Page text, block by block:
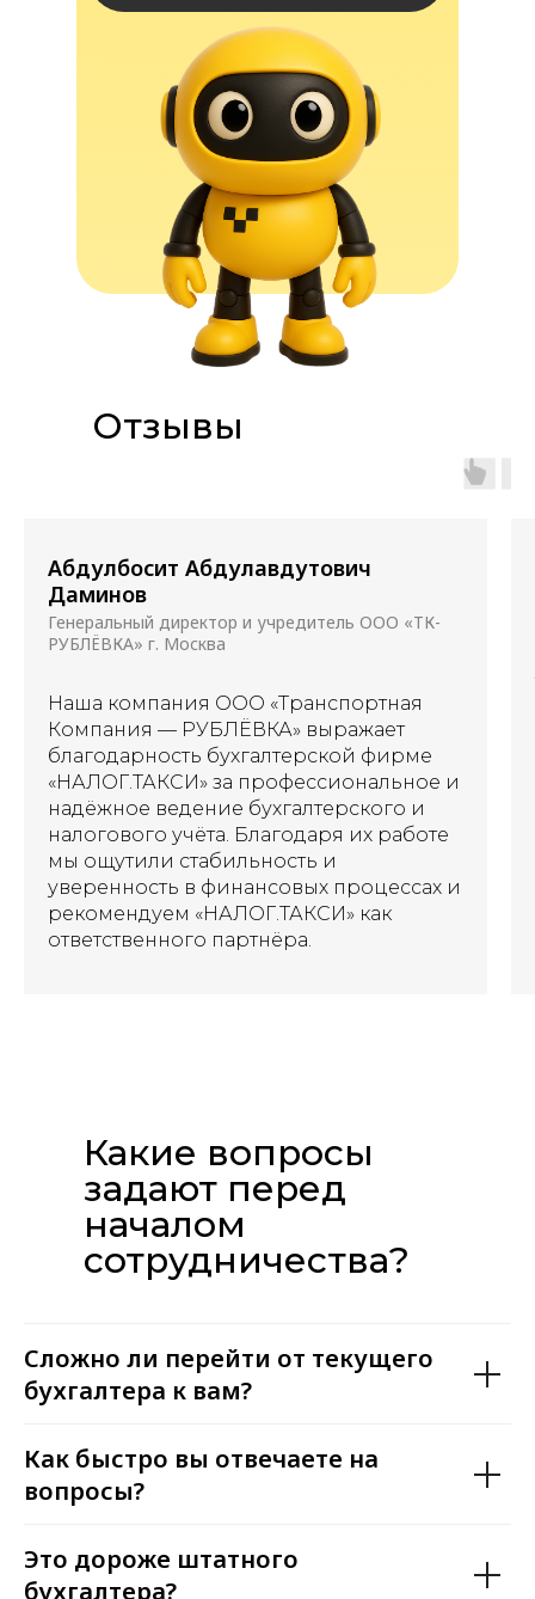
Отзывы
Абдулбосит Абдулавдутович
Даминов
Генеральный директор и учредитель ООО «ТК-
РУБЛЁВКА» г. Москва
Наша компания ООО «Транспортная
Компания — РУБЛЁВКА» выражает
благодарность бухгалтерской фирме
«НАЛОГ.ТАКСИ» за профессиональное и
надёжное ведение бухгалтерского и
налогового учёта. Благодаря их работе
мы ощутили стабильность и
уверенность в финансовых процессах и
рекомендуем «НАЛОГ.ТАКСИ» как
ответственного партнёра.
Какие вопросы
задают перед
началом
сотрудничества?
Сложно ли перейти от текущего
бухгалтера к вам?
Как быстро вы отвечаете на
вопросы?
Это дороже штатного
бухгалтера?